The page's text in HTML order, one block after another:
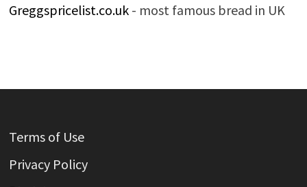
Greggspricelist.co.uk- most famous bread in UK
Terms of Use
Privacy Policy